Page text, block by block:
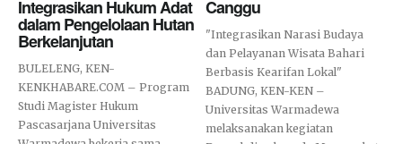
Integrasikan Hukum Adat
dalam Pengelolaan Hutan
Berkelanjutan
BULELENG, KEN-
KENKHABARE.COM – Program
Studi Magister Hukum
Pascasarjana Universitas
Canggu
"Integrasikan Narasi Budaya
dan Pelayanan Wisata Bahari
Berbasis Kearifan Lokal"
BADUNG, KEN-KEN –
Universitas Warmadewa
melaksanakan kegiatan